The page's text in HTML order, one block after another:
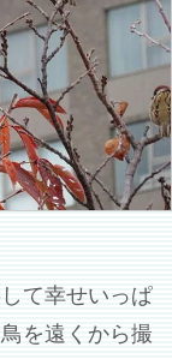
て幸せいっぱ
を遠くから撮